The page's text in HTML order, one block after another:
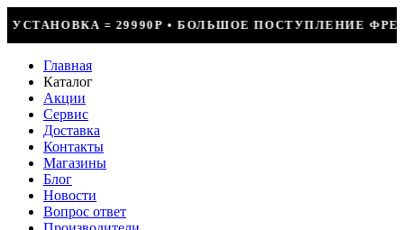
ПОСТУПЛЕНИЕ ФРЕОНА • СКИДКИ ДО 50% НА
Главная
Каталог
Акции
Сервис
Доставка
Контакты
Магазины
Блог
Новости
Вопрос ответ